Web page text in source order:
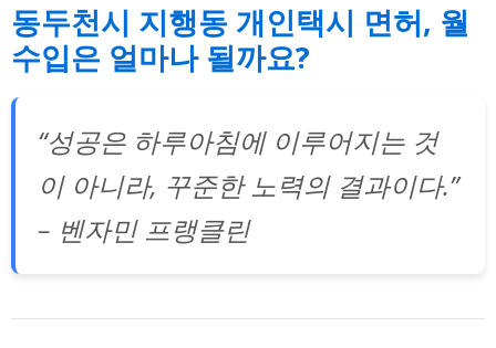
동두천시 지행동 개인택시 면허, 월
수입은 얼마나 될까요?
“성공은 하루아침에 이루어지는 것
이 아니라, 꾸준한 노력의 결과이다.”
– 벤자민 프랭클린